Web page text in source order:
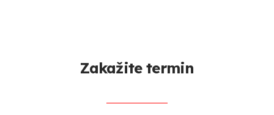
Zakažite termin